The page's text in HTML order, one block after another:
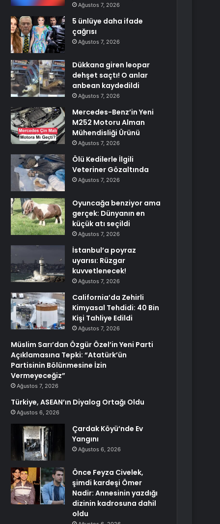
Ağustos 7, 2026
5 ünlüye daha ifade
çağrısı
Ağustos 7, 2026
Dükkana giren leopar
dehşet saçtı! O anlar
anbean kaydedildi
Ağustos 7, 2026
Mercedes-Benz’in Yeni
M252 Motoru Alman
Mühendisliği Ürünü
Ağustos 7, 2026
Ölü Kedilerle İlgili
Veteriner Gözaltında
Ağustos 7, 2026
Oyuncağa benziyor ama
gerçek: Dünyanın en
küçük atı seçildi
Ağustos 7, 2026
İstanbul’a poyraz
uyarısı: Rüzgar
kuvvetlenecek!
Ağustos 7, 2026
California’da Zehirli
Kimyasal Tehdidi: 40 Bin
Kişi Tahliye Edildi
Ağustos 7, 2026
Müslim Sarı’dan Özgür Özel’in Yeni Parti
Açıklamasına Tepki: “Atatürk’ün
Partisinin Bölünmesine İzin
Vermeyeceğiz”
Ağustos 7, 2026
Türkiye, ASEAN’ın Diyalog Ortağı Oldu
Ağustos 6, 2026
Çardak Köyü’nde Ev
Yangını
Ağustos 6, 2026
Önce Feyza Civelek,
şimdi kardeşi Ömer
Nadir: Annesinin yazdığı
dizinin kadrosuna dahil
oldu